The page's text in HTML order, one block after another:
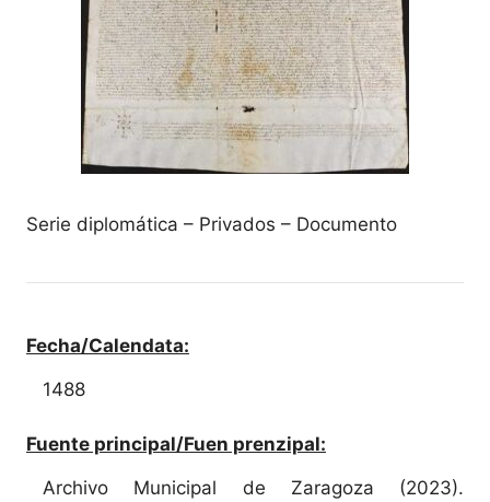
Serie diplomática – Privados – Documento
Fecha/Calendata:
1488
Fuente principal/Fuen prenzipal:
Archivo Municipal de Zaragoza (2023).